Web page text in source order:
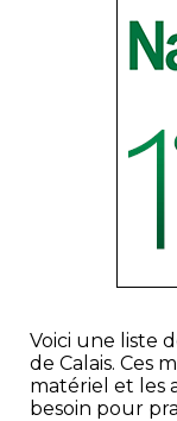
Voici une liste
de Calais. Ces
matériel et les
besoin pour